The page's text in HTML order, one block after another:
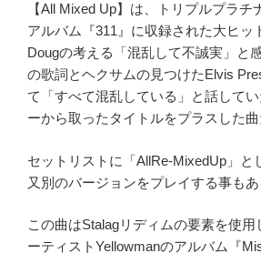
【All Mixed Up】は、トリプルプラチ
アルバム『311』に収録された大ヒッ
Dougの考える「混乱して不誠実」と
の歌詞とヘクサムの見つけたElvis
て「すべて混乱している」と話して
ーから取ったタイトルをプラスした曲
セットリストに「AllRe-MixedUp」と
又別のバージョンをプレイする事もあ
この曲はStalagリディムの要素を使
ーティストYellowmanのアルバム『